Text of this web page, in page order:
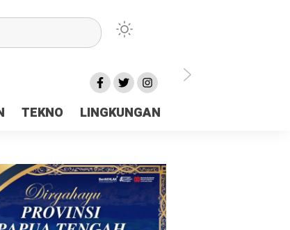
TEKNO LINGKUNGAN
Tanah Papua
Rp23 Miliar Disorot